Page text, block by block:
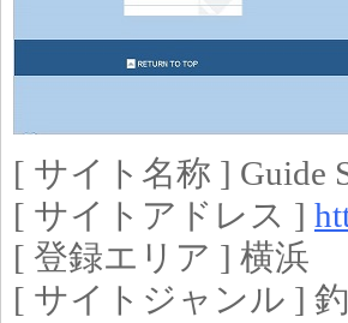
[ サイト名称 ] Guide
[ サイトアドレス ]
[ 登録エリア ] 横浜
[ サイトジャンル ]